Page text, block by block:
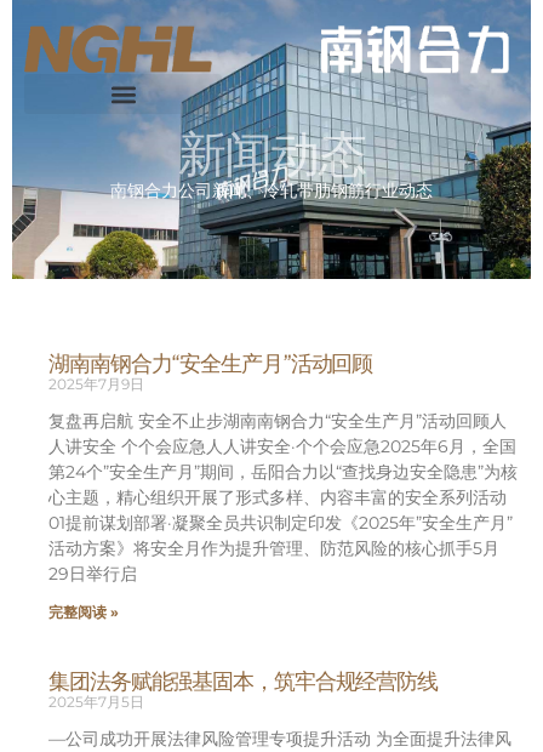
新闻动态
南钢合力公司新闻、冷轧带肋钢筋行业动态
湖南南钢合力“安全生产月”活动回顾
2025年7月9日
复盘再启航 安全不止步湖南南钢合力“安全生产月”活动回顾人
人讲安全 个个会应急人人讲安全·个个会应急2025年6月，全国
第24个”安全生产月”期间，岳阳合力以“查找身边安全隐患”为核
心主题，精心组织开展了形式多样、内容丰富的安全系列活动
01提前谋划部署·凝聚全员共识制定印发《2025年”安全生产月”
活动方案》将安全月作为提升管理、防范风险的核心抓手5月
29日举行启
完整阅读 »
集团法务赋能强基固本，筑牢合规经营防线
2025年7月5日
—公司成功开展法律风险管理专项提升活动 为全面提升法律风